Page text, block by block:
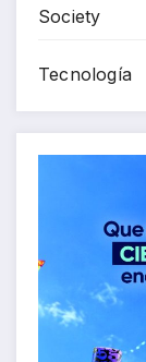
Society
Tecnología